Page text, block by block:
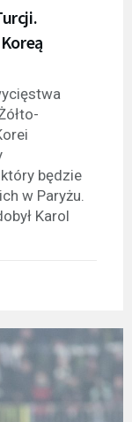
będzie
w Paryżu.
Karol